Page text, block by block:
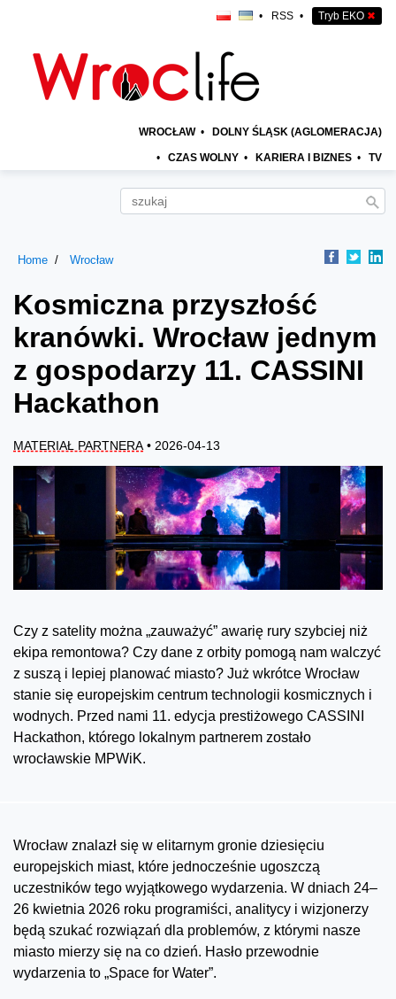
• RSS • Tryb EKO ✖
WROCŁAW • DOLNY ŚLĄSK (AGLOMERACJA)
• CZAS WOLNY • KARIERA I BIZNES • TV
Home Wrocław
Kosmiczna przyszłość
kranówki. Wrocław jednym
z gospodarzy 11. CASSINI
Hackathon
MATERIAŁ PARTNERA• 2026-04-13
Czy z satelity można „zauważyć” awarię rury szybciej niż
ekipa remontowa? Czy dane z orbity pomogą nam walczyć
z suszą i lepiej planować miasto? Już wkrótce Wrocław
stanie się europejskim centrum technologii kosmicznych i
wodnych. Przed nami 11. edycja prestiżowego CASSINI
Hackathon, którego lokalnym partnerem zostało
wrocławskie MPWiK.
Wrocław znalazł się w elitarnym gronie dziesięciu
europejskich miast, które jednocześnie ugoszczą
uczestników tego wyjątkowego wydarzenia. W dniach 24–
26 kwietnia 2026 roku programiści, analitycy i wizjonerzy
będą szukać rozwiązań dla problemów, z którymi nasze
miasto mierzy się na co dzień. Hasło przewodnie
wydarzenia to „Space for Water”.